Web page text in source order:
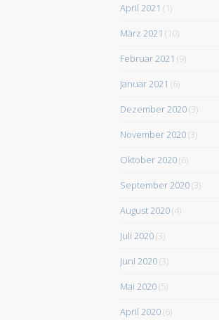
April 2021 (1)
März 2021 (10)
Februar 2021 (9)
Januar 2021 (6)
Dezember 2020(3)
November 2020(3)
Oktober 2020(6)
September 2020(3)
August 2020(4)
Juli 2020(3)
Juni 2020(3)
Mai 2020(5)
April 2020(6)